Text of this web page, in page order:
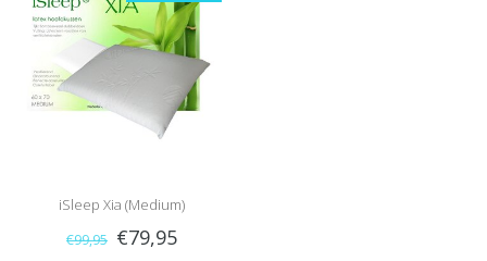
iSleep Xia (Medium)
€99,95 €79,95